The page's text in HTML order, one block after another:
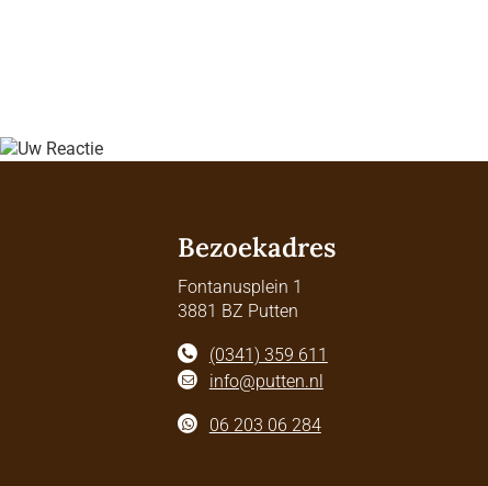
Bezoekadres
Fontanusplein 1
3881 BZ Putten
(0341) 359 611
info@putten.nl
06 203 06 284